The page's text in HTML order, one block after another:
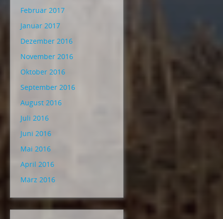
Februar 2017
Januar 2017
Dezember 2016
November 2016
Oktober 2016
September 2016
August 2016
Juli 2016
Juni 2016
Mai 2016
April 2016
März 2016